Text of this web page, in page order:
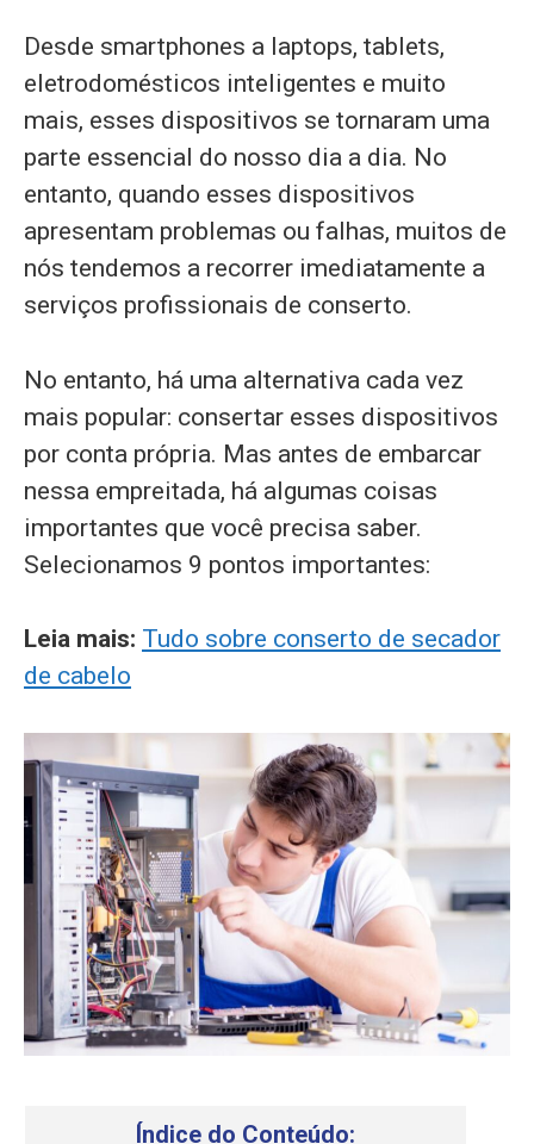
Desde smartphones a laptops, tablets,
eletrodomésticos inteligentes e muito
mais, esses dispositivos se tornaram uma
parte essencial do nosso dia a dia. No
entanto, quando esses dispositivos
apresentam problemas ou falhas, muitos de
nós tendemos a recorrer imediatamente a
serviços profissionais de conserto.
No entanto, há uma alternativa cada vez
mais popular: consertar esses dispositivos
por conta própria. Mas antes de embarcar
nessa empreitada, há algumas coisas
importantes que você precisa saber.
Selecionamos 9 pontos importantes:
Leia mais: Tudo sobre conserto de secador
de cabelo
Índice do Conteúdo: